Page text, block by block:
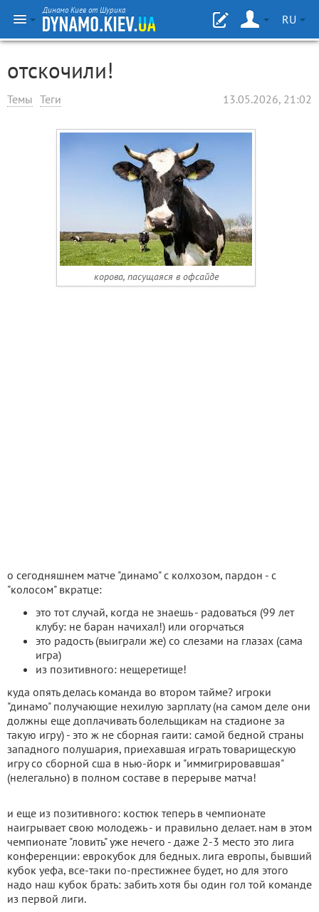
Динамо Киев от Шурика
RU
отскочили!
Темы Теги 13.05.2026, 21:02
корова, пасущаяся в офсайде
о сегодняшнем матче "динамо" с колхозом, пардон - с
"колосом" вкратце:
это тот случай, когда не знаешь - радоваться (99 лет
клубу: не баран начихал!) или огорчаться
это радость (выиграли же) со слезами на глазах (сама
игра)
из позитивного: нещеретище!
куда опять делась команда во втором тайме? игроки
"динамо" получающие нехилую зарплату (на самом деле они
должны еще доплачивать болельщикам на стадионе за
такую игру) - это ж не сборная гаити: самой бедной страны
западного полушария, приехавшая играть товарищескую
игру со сборной сша в нью-йорк и "иммигрировавшая"
(нелегально) в полном составе в перерыве матча!
и еще из позитивного: костюк теперь в чемпионате
наигрывает свою молодежь - и правильно делает. нам в этом
чемпионате "ловить" уже нечего - даже 2-3 место это лига
конференции: еврoкубок для бедных. лига европы, бывший
кубок уефа, все-таки по-престижнее будет, но для этого
надо наш кубок брать: забить хотя бы один гол той команде
из первой лиги.